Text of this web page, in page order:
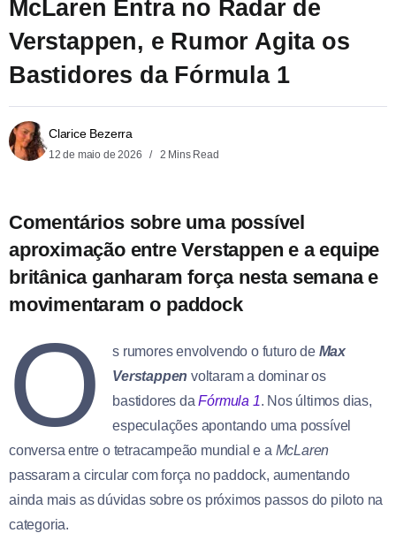
McLaren Entra no Radar de
Verstappen, e Rumor Agita os
Bastidores da Fórmula 1
Clarice Bezerra
12 de maio de 2026 2 Mins Read
Comentários sobre uma possível
aproximação entre Verstappen e a equipe
britânica ganharam força nesta semana e
movimentaram o paddock
O s rumores envolvendo o futuro de Max
Verstappen voltaram a dominar os
bastidores daFórmula 1. Nos últimos dias,
especulações apontando uma possível
conversa entre o tetracampeão mundial e a McLaren
passaram a circular com força no paddock, aumentando
ainda mais as dúvidas sobre os próximos passos do piloto na
categoria.